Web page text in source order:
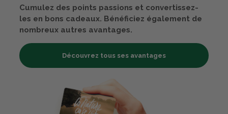
Cumulez des points passions et convertissez-
les en bons cadeaux. Bénéficiez également de
nombreux autres avantages.
Découvrez tous ses avantages